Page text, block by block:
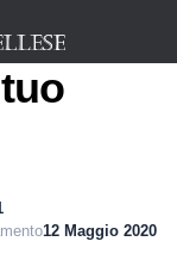
12 Maggio 2020